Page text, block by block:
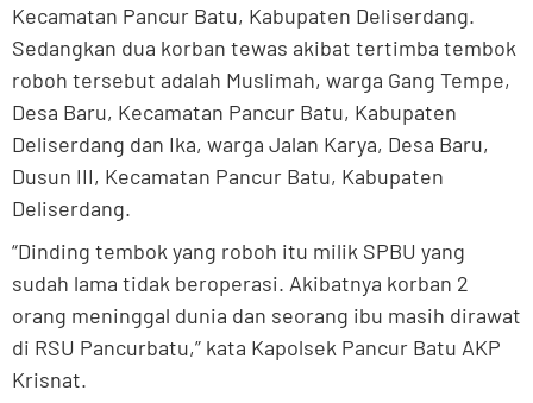
Kecamatan Pancur Batu, Kabupaten Deliserdang.
Sedangkan dua korban tewas akibat tertimba tembok
roboh tersebut adalah Muslimah, warga Gang Tempe,
Desa Baru, Kecamatan Pancur Batu, Kabupaten
Deliserdang dan Ika, warga Jalan Karya, Desa Baru,
Dusun III, Kecamatan Pancur Batu, Kabupaten
Deliserdang.
“Dinding tembok yang roboh itu milik SPBU yang
sudah lama tidak beroperasi. Akibatnya korban 2
orang meninggal dunia dan seorang ibu masih dirawat
di RSU Pancurbatu,” kata Kapolsek Pancur Batu AKP
Krisnat.